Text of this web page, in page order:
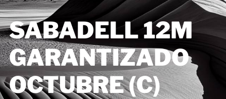
SABADELL 12M
GARANTIZADO
OCTUBRE (C)